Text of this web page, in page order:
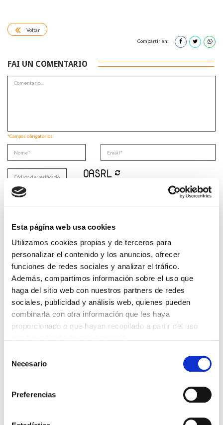
Esta página web usa cookies
Utilizamos cookies propias y de terceros para
personalizar el contenido y los anuncios, ofrecer
funciones de redes sociales y analizar el tráfico.
Además, compartimos información sobre el uso que
haga del sitio web con nuestros partners de redes
sociales, publicidad y análisis web, quienes pueden
combinarla con otra información que les haya
proporcionado o que hayan recopilado a partir del uso
Necesario
Preferencias
Voltar
Compartir en:
FAI UN COMENTARIO
*Campos obrigatorios
Lin e acepto a
DESTACADAS
SANIDAD CREA UN DIPLOMA OFICIAL PARA RECONOCER LA
LABOR DE LOS TUTORES DE RESIDENTES
LA ALIANZA MÉDICA POR LA SALUD PLANETARIA SE ADHIERE
AL PACTO DE ESTADO FRENTE A LA EMERGENCIA CLIMÁTICA
03/08/2026
PREMIOS DE LA REAL ACADEMIA DE MEDICINA DE GALICIA
CARTA DEL PRESIDENTE DE MUTUAL MÉDICA SOBRE LA
REFORMA DE LAS MUTUALIDADES ALTERNATIVAS Y LA
EL COLEGIO MÉDICO DE OURENSE CONVOCA EL I CERTAMEN
DE CASOS CLÍNICOS PARA MÉDICOS INTERNOS RESIDENTES